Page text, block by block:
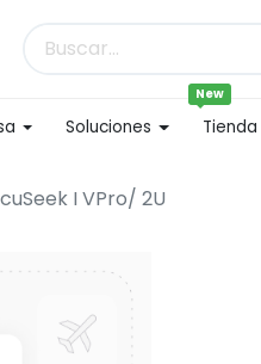
Soluciones Tienda
New
I VPro/ 2U